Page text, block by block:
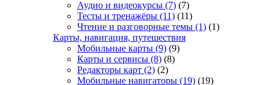
Аудио и видеокурсы (7) (7)
Тесты и тренажёры (11) (11)
Чтение и разговорные темы (1) (1)
Карты, навигация, путешествия
Мобильные карты (9) (9)
Карты и сервисы (8) (8)
Редакторы карт (2) (2)
Мобильные навигаторы (19) (19)